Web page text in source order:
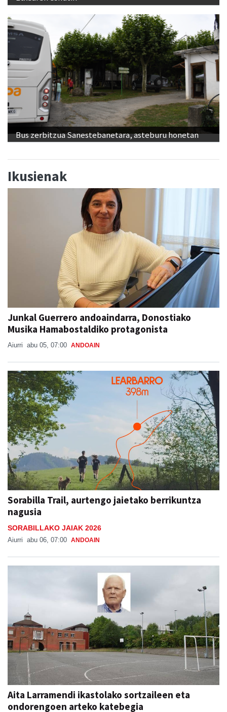
Bus zerbitzua Sanestebanetara, asteburu honetan
Ikusienak
Junkal Guerrero andoaindarra, Donostiako
Musika Hamabostaldiko protagonista
Aiurri abu 05, 07:00 ANDOAIN
Sorabilla Trail, aurtengo jaietako berrikuntza
nagusia
SORABILLAKO JAIAK 2026
Aiurri abu 06, 07:00 ANDOAIN
Aita Larramendi ikastolako sortzaileen eta
ondorengoen arteko katebegia